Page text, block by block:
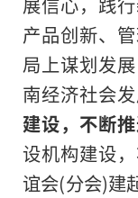
产品创新、
局上谋划发
南经济社会
建设，不断
设机构建设
谊会(分会)建